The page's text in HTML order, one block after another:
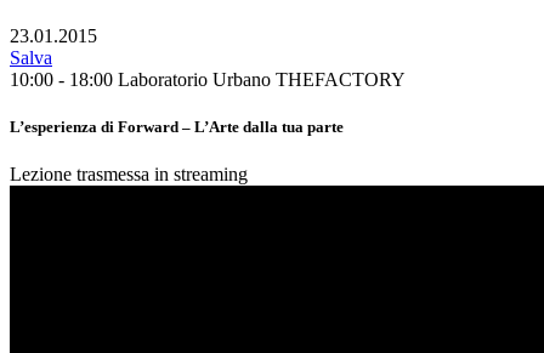
23.01.2015
Salva
10:00 - 18:00 Laboratorio Urbano THEFACTORY
L’esperienza di Forward – L’Arte dalla tua parte
Lezione trasmessa in streaming